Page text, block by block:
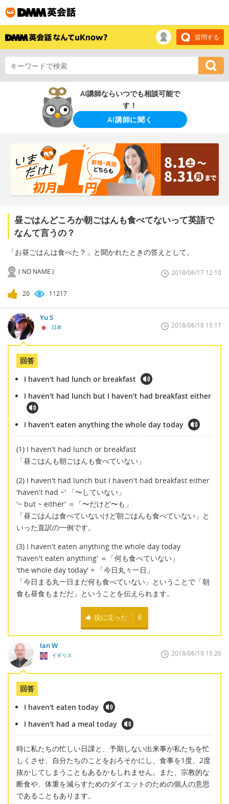
質問する
AI講師ならいつでも相談可能で
す！
AI講師に聞く
昼ごはんどころか朝ごはんも食べてないって英語で
なんて言うの？
「お昼ごはんは食べた？」と聞かれたときの答えとして。
( NO NAME ) 2018/06/17 12:10
20 11217
Yu S
日本 2018/06/18 15:17
回答
I haven't had lunch or breakfast
I haven't had lunch but I haven't had breakfast either
I haven't eaten anything the whole day today
(1) I haven't had lunch or breakfast
「昼ごはんも朝ごはんも食べていない」
(2) I haven't had lunch but I haven't had breakfast either
'haven't had ~' 「〜していない」
'~ but ~ either' ＝「〜だけど〜も」
「昼ごはんは食べていないけど朝ごはんも食べていない」と
いった直訳の一例です。
(3) I haven't eaten anything the whole day today
'haven't eaten anything' ＝「何も食べていない」
'the whole day today' = 「今日丸々一日」
「今日まる丸一日まだ何も食べていない」ということで「朝
食も昼食もまだだ」ということを伝えられます。
役に立った 6
Ian W
イギリス 2018/06/19 15:26
回答
I haven't eaten today
I haven't had a meal today
時に私たちの忙しい日課と、予期しない出来事が私たちを忙
しくさせ、自分たちのことをおろそかにし、食事を1度、2度
抜かしてしまうこともあるかもしれません。また、宗教的な
断食や、体重を減らすためのダイエットのための個人の意思
であることもあります。